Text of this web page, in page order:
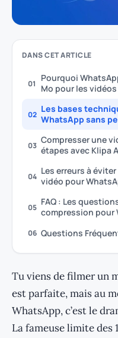
DANS CET ARTICLE
01
Pourquoi
Mo pour les vidéos
02 Les bases
WhatsApp sans
03 Compresser une
étapes avec Klipa
04 Les erreurs à
vidéo pour
05 FAQ : Les
compression pour
06 Questions
Tu viens de filmer un
est parfaite, mais au
WhatsApp, c’est le
La fameuse limite des